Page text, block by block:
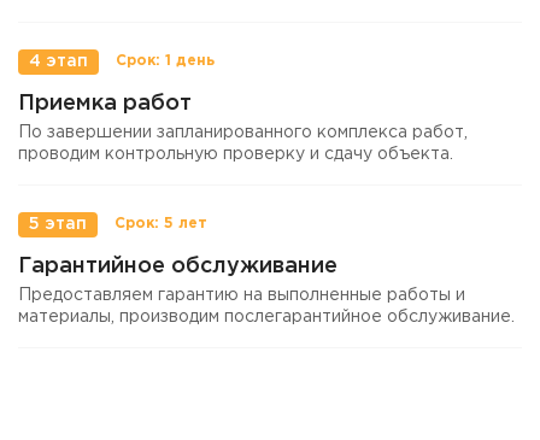
4 этап
Приемка работ
По завершении запланированного комплекса работ,
проводим контрольную проверку и сдачу объекта.
5 этап
Гарантийное обслуживание
Предоставляем гарантию на выполненные работы и
материалы, производим послегарантийное обслуживание.